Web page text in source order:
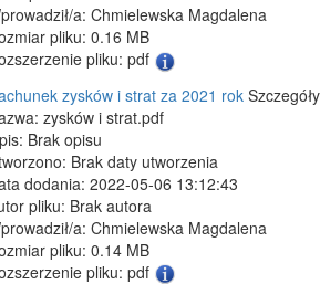
a: Chmielewska Magdalena
pliku: 0.16 MB
pliku: pdf
zysków i strat za 2021 rok
zysków i strat.pdf
Brak opisu
Brak daty utworzenia
dodania: 2022-05-06 13:12:43
pliku: Brak autora
a: Chmielewska Magdalena
pliku: 0.14 MB
pliku: pdf